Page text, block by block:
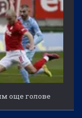
още голове